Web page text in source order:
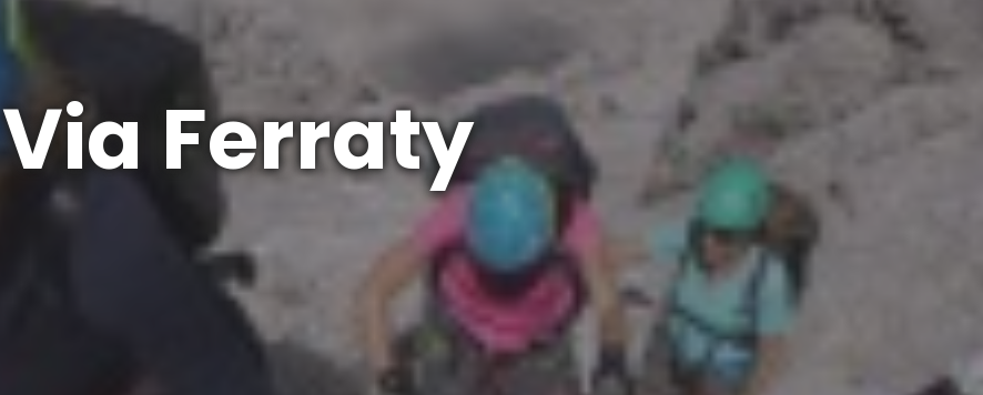
Via Ferraty